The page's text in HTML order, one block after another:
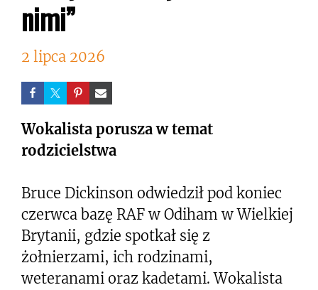
nimi”
2 lipca 2026
Wokalista porusza w temat
rodzicielstwa
Bruce Dickinson odwiedził pod koniec
czerwca bazę RAF w Odiham w Wielkiej
Brytanii, gdzie spotkał się z
żołnierzami, ich rodzinami,
weteranami oraz kadetami. Wokalista